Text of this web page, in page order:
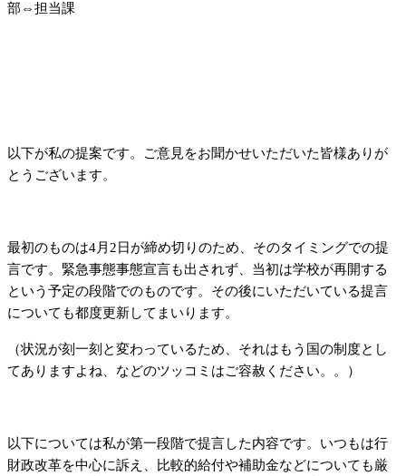
部⇔担当課
以下が私の提案です。ご意見をお聞かせいただいた皆様ありが
とうございます。
最初のものは4月2日が締め切りのため、そのタイミングでの提
言です。緊急事態事態宣言も出されず、当初は学校が再開する
という予定の段階でのものです。その後にいただいている提言
についても都度更新してまいります。
（状況が刻一刻と変わっているため、それはもう国の制度とし
てありますよね、などのツッコミはご容赦ください。。）
以下については私が第一段階で提言した内容です。いつもは行
財政改革を中心に訴え、比較的給付や補助金などについても厳